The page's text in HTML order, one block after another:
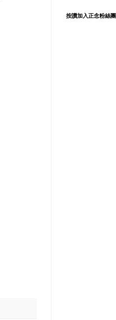
按讚加入正念粉絲團